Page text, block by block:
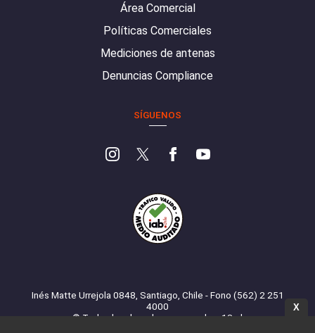
Área Comercial
Políticas Comerciales
Mediciones de antenas
Denuncias Compliance
SÍGUENOS
Inés Matte Urrejola 0848, Santiago, Chile - Fono (562) 2 251
4000
© Todos los derechos reservados. 13.cl
X